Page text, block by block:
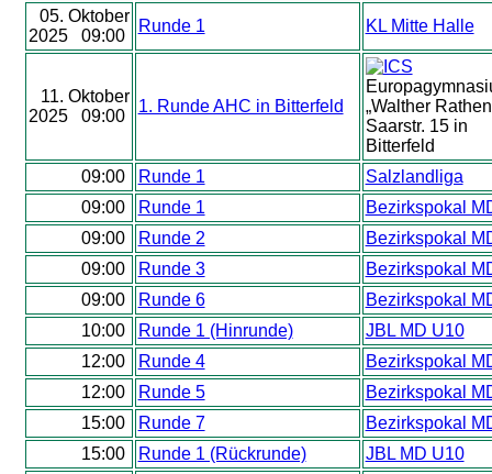
05. Oktober
2025 09:00
Runde 1 KL Mitte Halle
11. Oktober
2025 09:00
1. Runde AHC in Bitterfeld
„Walther
Saarstr. 15 in
Bitterfeld
09:00
Runde 1
Salzlandliga
09:00
Runde 1
Bezirkspokal
09:00
Runde 2
Bezirkspokal
09:00
Runde 3
Bezirkspokal
09:00
Runde 6
Bezirkspokal
10:00
Runde 1 (Hinrunde)
JBL MD U10
12:00
Runde 4
Bezirkspokal
12:00
Runde 5
Bezirkspokal
15:00
Runde 7
Bezirkspokal
15:00
Runde 1 (Rückrunde)
JBL MD U10